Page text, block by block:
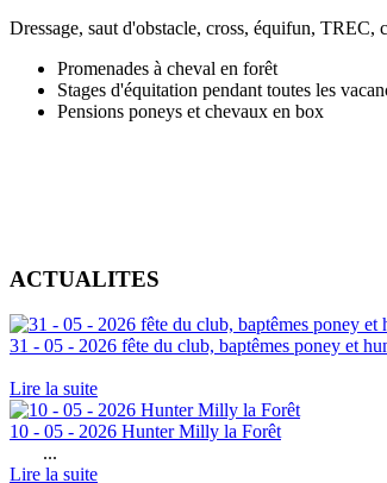
Dressage, saut d'obstacle, cross, équifun,
Promenades à cheval en forêt
Stages d'équitation pendant toutes les
Pensions poneys et chevaux en box
ACTUALITES
31 - 05 - 2026 fête du club, baptêmes poney et
Lire la suite
10 - 05 - 2026 Hunter Milly la Forêt
...
Lire la suite